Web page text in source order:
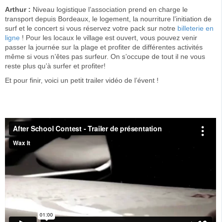
Arthur : Niveau logistique l’association prend en charge le
transport depuis Bordeaux, le logement, la nourriture l’initiation de
surf et le concert si vous réservez votre pack sur notre billeterie en
ligne ! Pour les locaux le village est ouvert, vous pouvez venir
passer la journée sur la plage et profiter de différentes activités
même si vous n’êtes pas surfeur. On s’occupe de tout il ne vous
reste plus qu’à surfer et profiter!
Et pour finir, voici un petit trailer vidéo de l’évent !